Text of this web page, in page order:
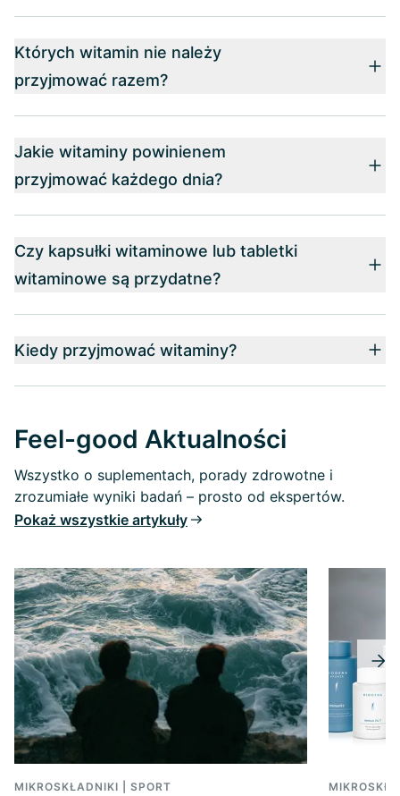
Których witamin nie należy
przyjmować razem?
Jakie witaminy powinienem
przyjmować każdego dnia?
Czy kapsułki witaminowe lub tabletki
witaminowe są przydatne?
Kiedy przyjmować witaminy?
Feel-good Aktualności
Wszystko o suplementach, porady zdrowotne i
zrozumiałe wyniki badań – prosto od ekspertów.
Pokaż wszystkie artykuły
MIKROSKŁADNIKI | SPORT